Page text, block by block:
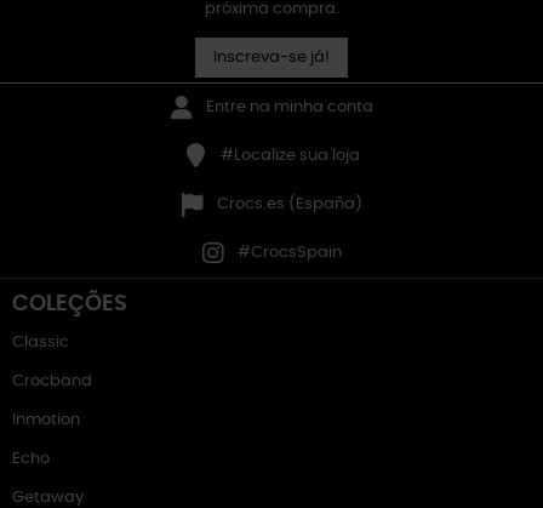
próxima compra.
Inscreva-se já!
Entre na minha conta
#Localize sua loja
Crocs.es (España)
#CrocsSpain
COLEÇÕES
Classic
Crocband
Inmotion
Echo
Getaway